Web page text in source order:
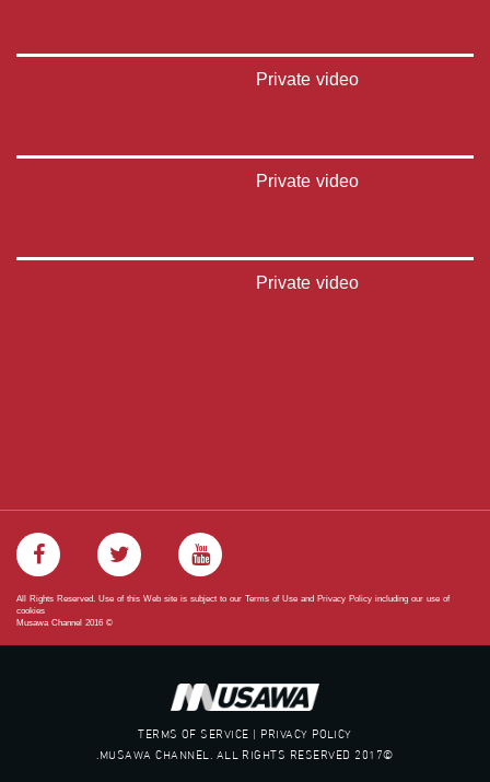
Private video
Private video
Private video
All Rights Reserved. Use of this Web site is subject to our Terms of Use and Privacy Policy including our use of
cookies
©
2016
TERMS OF SERVICE | PRIVACY POLICY
©2017 MUSAWA CHANNEL. ALL RIGHTS RESERVED.